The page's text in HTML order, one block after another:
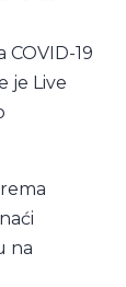
19
je Live
na